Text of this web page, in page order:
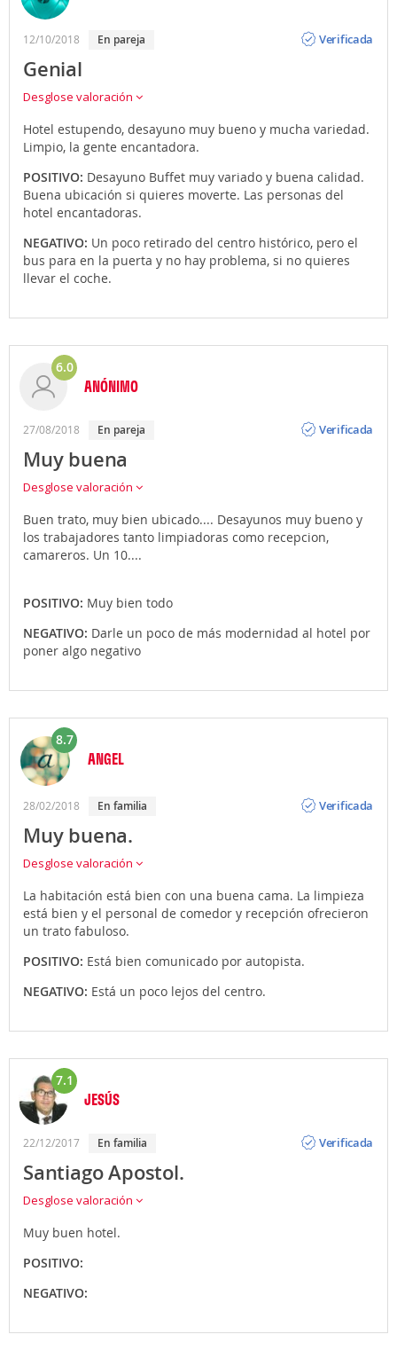
12/10/2018 en pareja
Verificada
Genial
Desglose valoración
Hotel estupendo, desayuno muy bueno y mucha variedad.
Limpio, la gente encantadora.
POSITIVO: Desayuno Buffet muy variado y buena calidad.
Buena ubicación si quieres moverte. Las personas del
hotel encantadoras.
NEGATIVO: Un poco retirado del centro histórico, pero el
bus para en la puerta y no hay problema, si no quieres
llevar el coche.
6.0
ANÓNIMO
27/08/2018 en pareja
Verificada
Muy buena
Desglose valoración
Buen trato, muy bien ubicado.... Desayunos muy bueno y
los trabajadores tanto limpiadoras como recepcion,
camareros. Un 10....
POSITIVO: Muy bien todo
NEGATIVO: Darle un poco de más modernidad al hotel por
poner algo negativo
8.7
ANGEL
28/02/2018 en familia
Verificada
Muy buena.
Desglose valoración
La habitación está bien con una buena cama. La limpieza
está bien y el personal de comedor y recepción ofrecieron
un trato fabuloso.
POSITIVO: Está bien comunicado por autopista.
NEGATIVO: Está un poco lejos del centro.
7.1
JESÚS
22/12/2017 en familia
Verificada
Santiago Apostol.
Desglose valoración
Muy buen hotel.
POSITIVO:
NEGATIVO: